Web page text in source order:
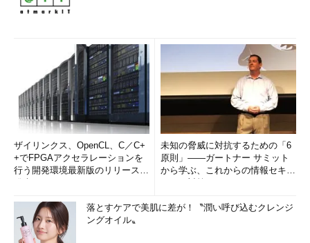
ザイリンクス、OpenCL、C／C+
+でFPGAアクセラレーションを
行う開発環境最新版のリリースを
未知の脅威に対抗するための「6
原則」――ガートナー サミット
から学ぶ、これからの情報セキュ
落とすケアで美肌に差が！〝潤い呼び込むクレンジ
ングオイル〟